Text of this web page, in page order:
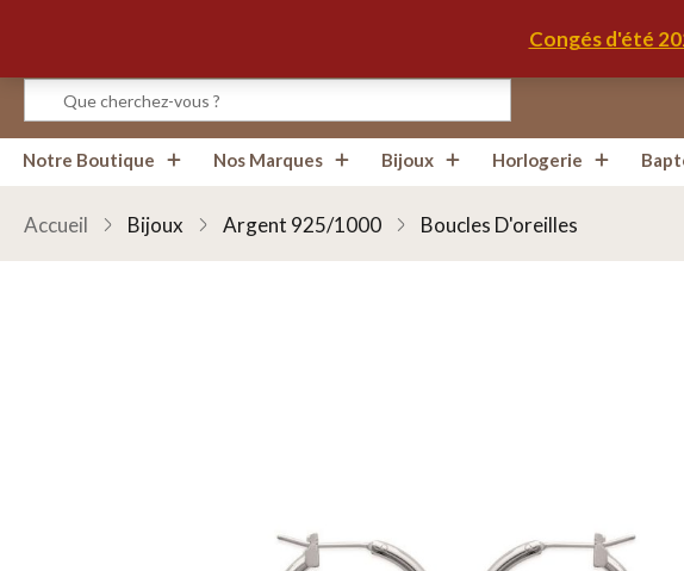
Congés d'été
Notre Boutique Nos Marques Bijoux Horlogerie
Accueil Bijoux Argent 925/1000 Boucles D'oreilles